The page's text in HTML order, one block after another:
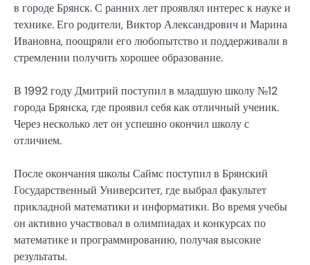
в городе Брянск. С ранних лет проявлял интерес к науке и
технике. Его родители, Виктор Александрович и Марина
Ивановна, поощряли его любопытство и поддерживали в
стремлении получить хорошее образование.
В 1992 году Дмитрий поступил в младшую школу №12
города Брянска, где проявил себя как отличный ученик.
Через несколько лет он успешно окончил школу с
отличием.
После окончания школы Саймс поступил в Брянский
Государственный Университет, где выбрал факультет
прикладной математики и информатики. Во время учебы
он активно участвовал в олимпиадах и конкурсах по
математике и программированию, получая высокие
результаты.